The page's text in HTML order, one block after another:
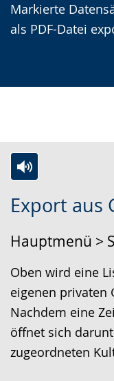
Markierte
als PDF-Datei
Export aus
Hauptmenü >
Oben wird eine
eigenen privaten
Nachdem eine
öffnet sich
zugeordneten
Leichten
wechseln.
Audio-
Video
Deutscher
Gebärdensprache
wird
angezeigt.